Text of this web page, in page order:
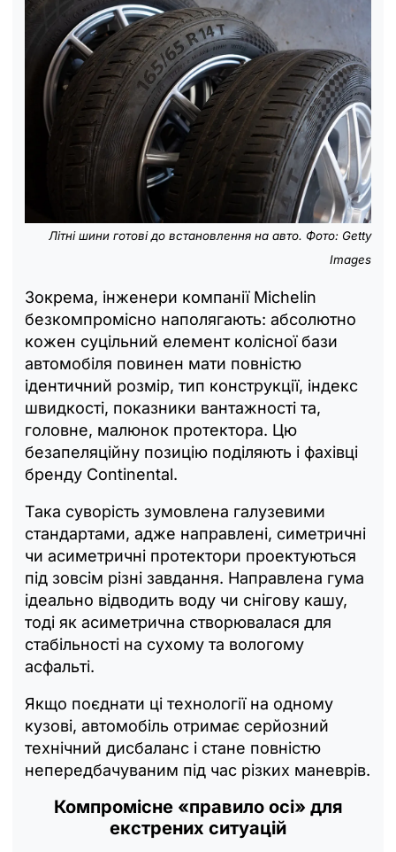
Літні шини готові до встановлення на авто. Фото: Getty
Images
Зокрема, інженери компанії Michelin
безкомпромісно наполягають: абсолютно
кожен суцільний елемент колісної бази
автомобіля повинен мати повністю
ідентичний розмір, тип конструкції, індекс
швидкості, показники вантажності та,
головне, малюнок протектора. Цю
безапеляційну позицію поділяють і фахівці
бренду Continental.
Така суворість зумовлена галузевими
стандартами, адже направлені, симетричні
чи асиметричні протектори проектуються
під зовсім різні завдання. Направлена гума
ідеально відводить воду чи снігову кашу,
тоді як асиметрична створювалася для
стабільності на сухому та вологому
асфальті.
Якщо поєднати ці технології на одному
кузові, автомобіль отримає серйозний
технічний дисбаланс і стане повністю
непередбачуваним під час різких маневрів.
Компромісне «правило осі» для
екстрених ситуацій